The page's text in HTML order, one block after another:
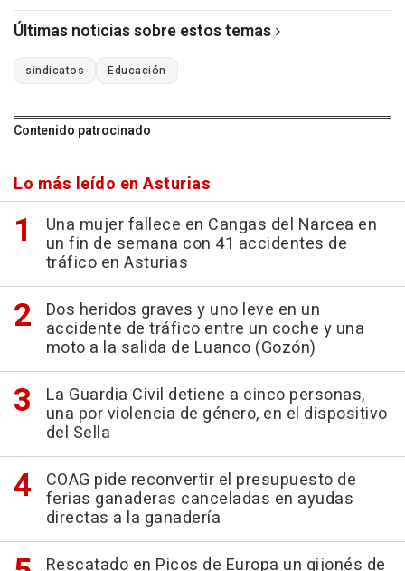
Últimas noticias sobre estos temas
sindicatos Educación
Contenido patrocinado
Lo más leído en Asturias
Una mujer fallece en Cangas del Narcea en
un fin de semana con 41 accidentes de
tráfico en Asturias
Dos heridos graves y uno leve en un
accidente de tráfico entre un coche y una
moto a la salida de Luanco (Gozón)
La Guardia Civil detiene a cinco personas,
una por violencia de género, en el dispositivo
del Sella
COAG pide reconvertir el presupuesto de
ferias ganaderas canceladas en ayudas
directas a la ganadería
Rescatado en Picos de Europa un gijonés de